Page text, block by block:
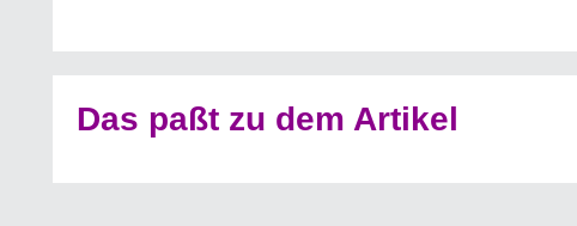
Das paßt zu dem Artikel